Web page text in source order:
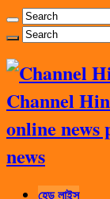
Channel
online
news
হেড লাইন্স